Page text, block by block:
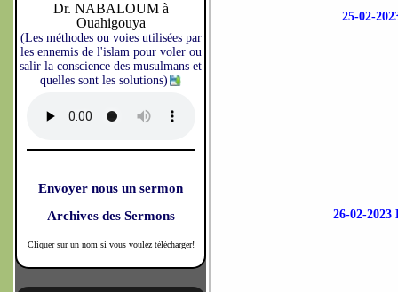
Dr. NABALOUM à
Ouahigouya
(Les méthodes ou voies utilisées par
les ennemis de l'islam pour voler ou
salir la conscience des musulmans et
quelles sont les solutions)
Envoyer nous un sermon
Archives des Sermons
Cliquer sur un nom si vous voulez télécharger!
25-02-
26-02-